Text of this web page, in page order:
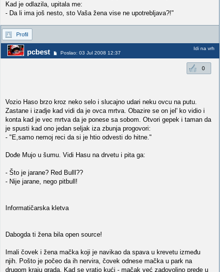
Kad je odlazila, upitala me:
- Da li ima još nesto, sto Vaša žena vise ne upotrebljava?!"
Profil
pcbest Poslao: 03 Jul 2008 12:37
Idi na vrh
0
Vozio Haso brzo kroz neko selo i slucajno udari neku ovcu na putu.
Zastane i izadje kad vidi da je ovca mrtva. Obazire se on jel' ko vidio i
konta kad je vec mrtva da je ponese sa sobom. Otvori gepek i taman da
je spusti kad ono jedan seljak iza zbunja progovori:
- "E,samo nemoj reci da si je htio odvesti do hitne."
Dođe Mujo u šumu. Vidi Hasu na drvetu i pita ga:
- Što je jarane? Red Bulll??
- Nije jarane, nego pitbull!
Informatičarska kletva
Dabogda ti žena bila open source!
Imali čovek i žena mačka koji je navikao da spava u krevetu između
njih. Pošto je počeo da ih nervira, čovek odnese mačka u park na
drugom kraju grada. Kad se vratio kući - mačak već zadovoljno prede u